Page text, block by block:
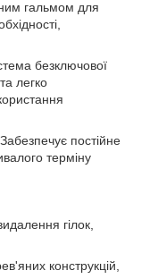
гальмом для
безключової
легко
Забезпечує постійне
терміну
гілок,
конструкцій,